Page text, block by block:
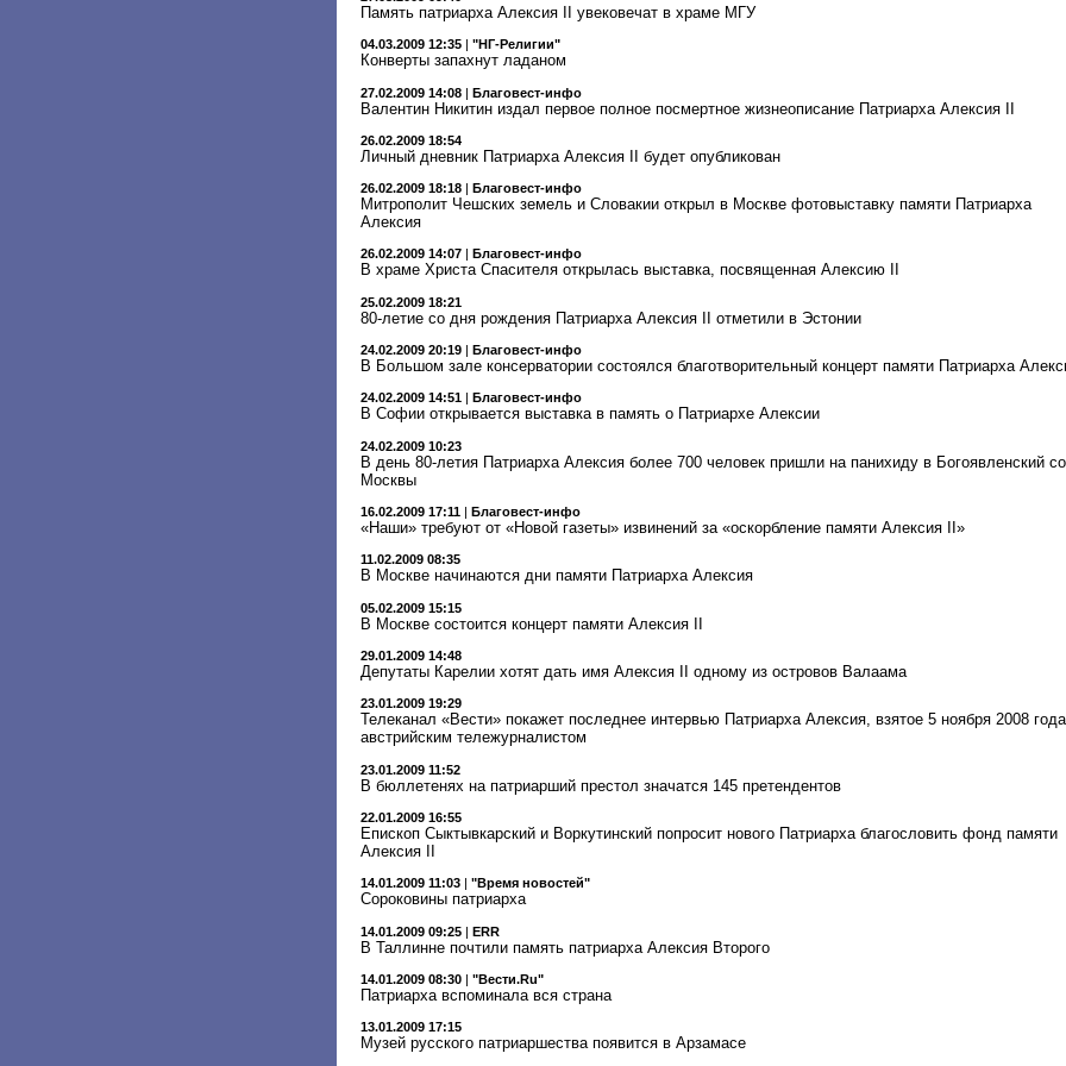
Память патриарха Алексия II увековечат в храме МГУ
04.03.2009 12:35 | "НГ-Религии"
Конверты запахнут ладаном
27.02.2009 14:08 | Благовест-инфо
Валентин Никитин издал первое полное посмертное жизнеописание Патриарха Алексия II
26.02.2009 18:54
Личный дневник Патриарха Алексия II будет опубликован
26.02.2009 18:18 | Благовест-инфо
Митрополит Чешских земель и Словакии открыл в Москве фотовыставку памяти Патриарха
Алексия
26.02.2009 14:07 Благовест-инфо
В храме Христа Спасителя открылась выставка, посвященная Алексию II
25.02.2009 18:21
80-летие со дня рождения Патриарха Алексия II отметили в Эстонии
24.02.2009 20:19 | Благовест-инфо
В Большом зале консерватории состоялся благотворительный концерт памяти Патриарха
24.02.2009 14:51 Благовест-инфо
В Софии открывается выставка в память о Патриархе Алексии
24.02.2009 10:23
В день 80-летия Патриарха Алексия более 700 человек пришли на панихиду в Богоявленский
Москвы
16.02.2009 17:11 | Благовест-инфо
«Наши» требуют от «Новой газеты» извинений за «оскорбление памяти Алексия II»
11.02.2009 08:35
В Москве начинаются дни памяти Патриарха Алексия
05.02.2009 15:15
В Москве состоится концерт памяти Алексия II
29.01.2009 14:48
Депутаты Карелии хотят дать имя Алексия II одному из островов Валаама
23.01.2009 19:29
Телеканал «Вести» покажет последнее интервью Патриарха Алексия, взятое 5 ноября 2008 года
австрийским тележурналистом
23.01.2009 11:52
В бюллетенях на патриарший престол значатся 145 претендентов
22.01.2009 16:55
Епископ Сыктывкарский и Воркутинский попросит нового Патриарха благословить фонд памяти
Алексия II
14.01.2009 11:03 "Время новостей"
Сороковины патриарха
14.01.2009 09:25 | ERR
В Таллинне почтили память патриарха Алексия Второго
14.01.2009 08:30 | "Вести.Ru"
Патриарха вспоминала вся страна
13.01.2009 17:15
Музей русского патриаршества появится в Арзамасе